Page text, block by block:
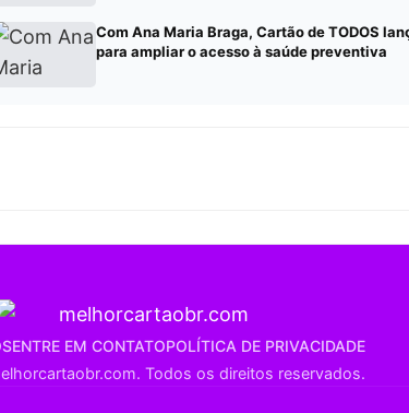
Com Ana Maria Braga, Cartão de TODOS
para ampliar o acesso à saúde preventiva
ENTRE EM CONTATOPOLÍTICA DE PRIVACIDADE
Todos os direitos reservados.